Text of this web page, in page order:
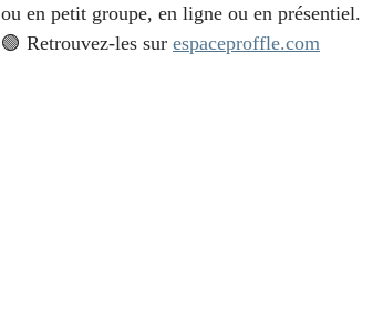
ou en petit groupe, en ligne ou en présentiel.
🟢 Retrouvez-les sur espaceproffle.com